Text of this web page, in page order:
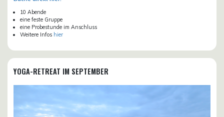
10 Abende
eine feste Gruppe
eine Probestunde im Anschluss
Weitere Infos hier
YOGA-RETREAT IM SEPTEMBER